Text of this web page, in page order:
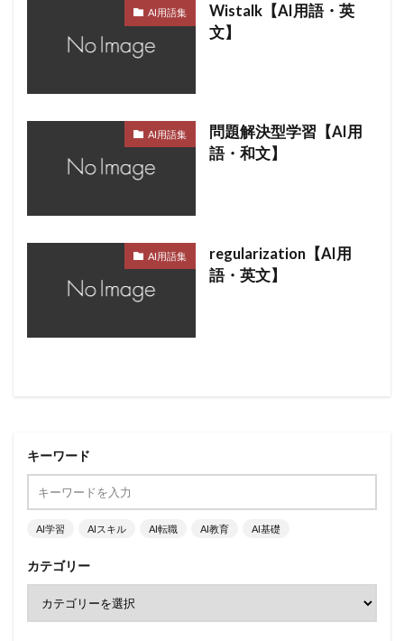
AI用語集
Wistalk【AI用語・英
文】
AI用語集
問題解決型学習【AI用
語・和文】
AI用語集
regularization【AI用
語・英文】
キーワード
AI学習 AIスキル AI転職 AI教育 AI基礎
カテゴリー